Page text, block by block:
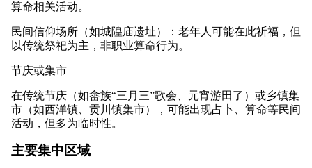
算命相关活动。
民间信仰场所（如城隍庙遗址）：老年人可能在此祈福，但
以传统祭祀为主，非职业算命行为。
节庆或集市
在传统节庆（如畲族“三月三”歌会、元宵游田了）或乡镇集
市（如西洋镇、贡川镇集市），可能出现占卜、算命等民间
活动，但多为临时性。
主要集中区域